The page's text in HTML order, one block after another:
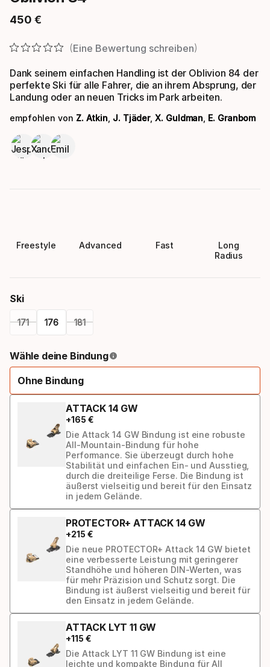
450 €
Endpreis
Eine Bewertung schreiben
Dank seinem einfachen Handling ist der Oblivion 84 der
perfekte Ski für alle Fahrer, die an ihrem Absprung, der
Landung oder an neuen Tricks im Park arbeiten.
empfohlen von Z. Atkin J. Tjäder,X. Guldman E. Granbom
Freestyle Advanced Fast
Long
Radius
Ski
171 176 181
select
option:
Wähle deine Bindung
Ohne Bindung
ATTACK 14 GW
+165 €
Die Attack 14 GW Bindung ist eine robuste
All-Mountain-Bindung für hohe
Performance. Sie überzeugt durch hohe
Stabilität und einfachen Ein- und Ausstieg,
durch die dreiteilige Ferse. Die Bindung ist
äußerst vielseitig und bereit für den Einsatz
in jedem Gelände.
PROTECTOR+ ATTACK 14 GW
+215 €
Die neue PROTECTOR+ Attack 14 GW bietet
eine verbesserte Leistung mit geringerer
Standhöhe und höheren DIN-Werten, was
für mehr Präzision und Schutz sorgt. Die
Bindung ist äußerst vielseitig und bereit für
den Einsatz in jedem Gelände.
ATTACK LYT 11 GW
+115 €
Die Attack LYT 11 GW Bindung ist eine
leichte und kompakte Bindung für All